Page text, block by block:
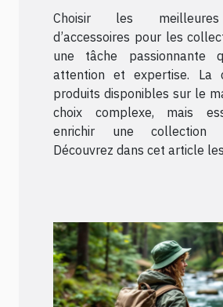
collectionneurs ?
Choisir les
d’accessoires pour les
une tâche passionnante
attention et expertise. La
produits disponibles sur le
choix complexe, mais
enrichir une collection
Découvrez dans cet article